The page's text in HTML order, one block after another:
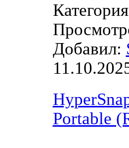
Добавил:
Portable